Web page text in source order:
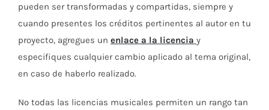
pueden ser transformadas y compartidas, siempre y
cuando presentes los créditos pertinentes al autor en tu
proyecto, agregues un enlace a la licencia y
especifiques cualquier cambio aplicado al tema original,
en caso de haberlo realizado.
No todas las licencias musicales permiten un rango tan